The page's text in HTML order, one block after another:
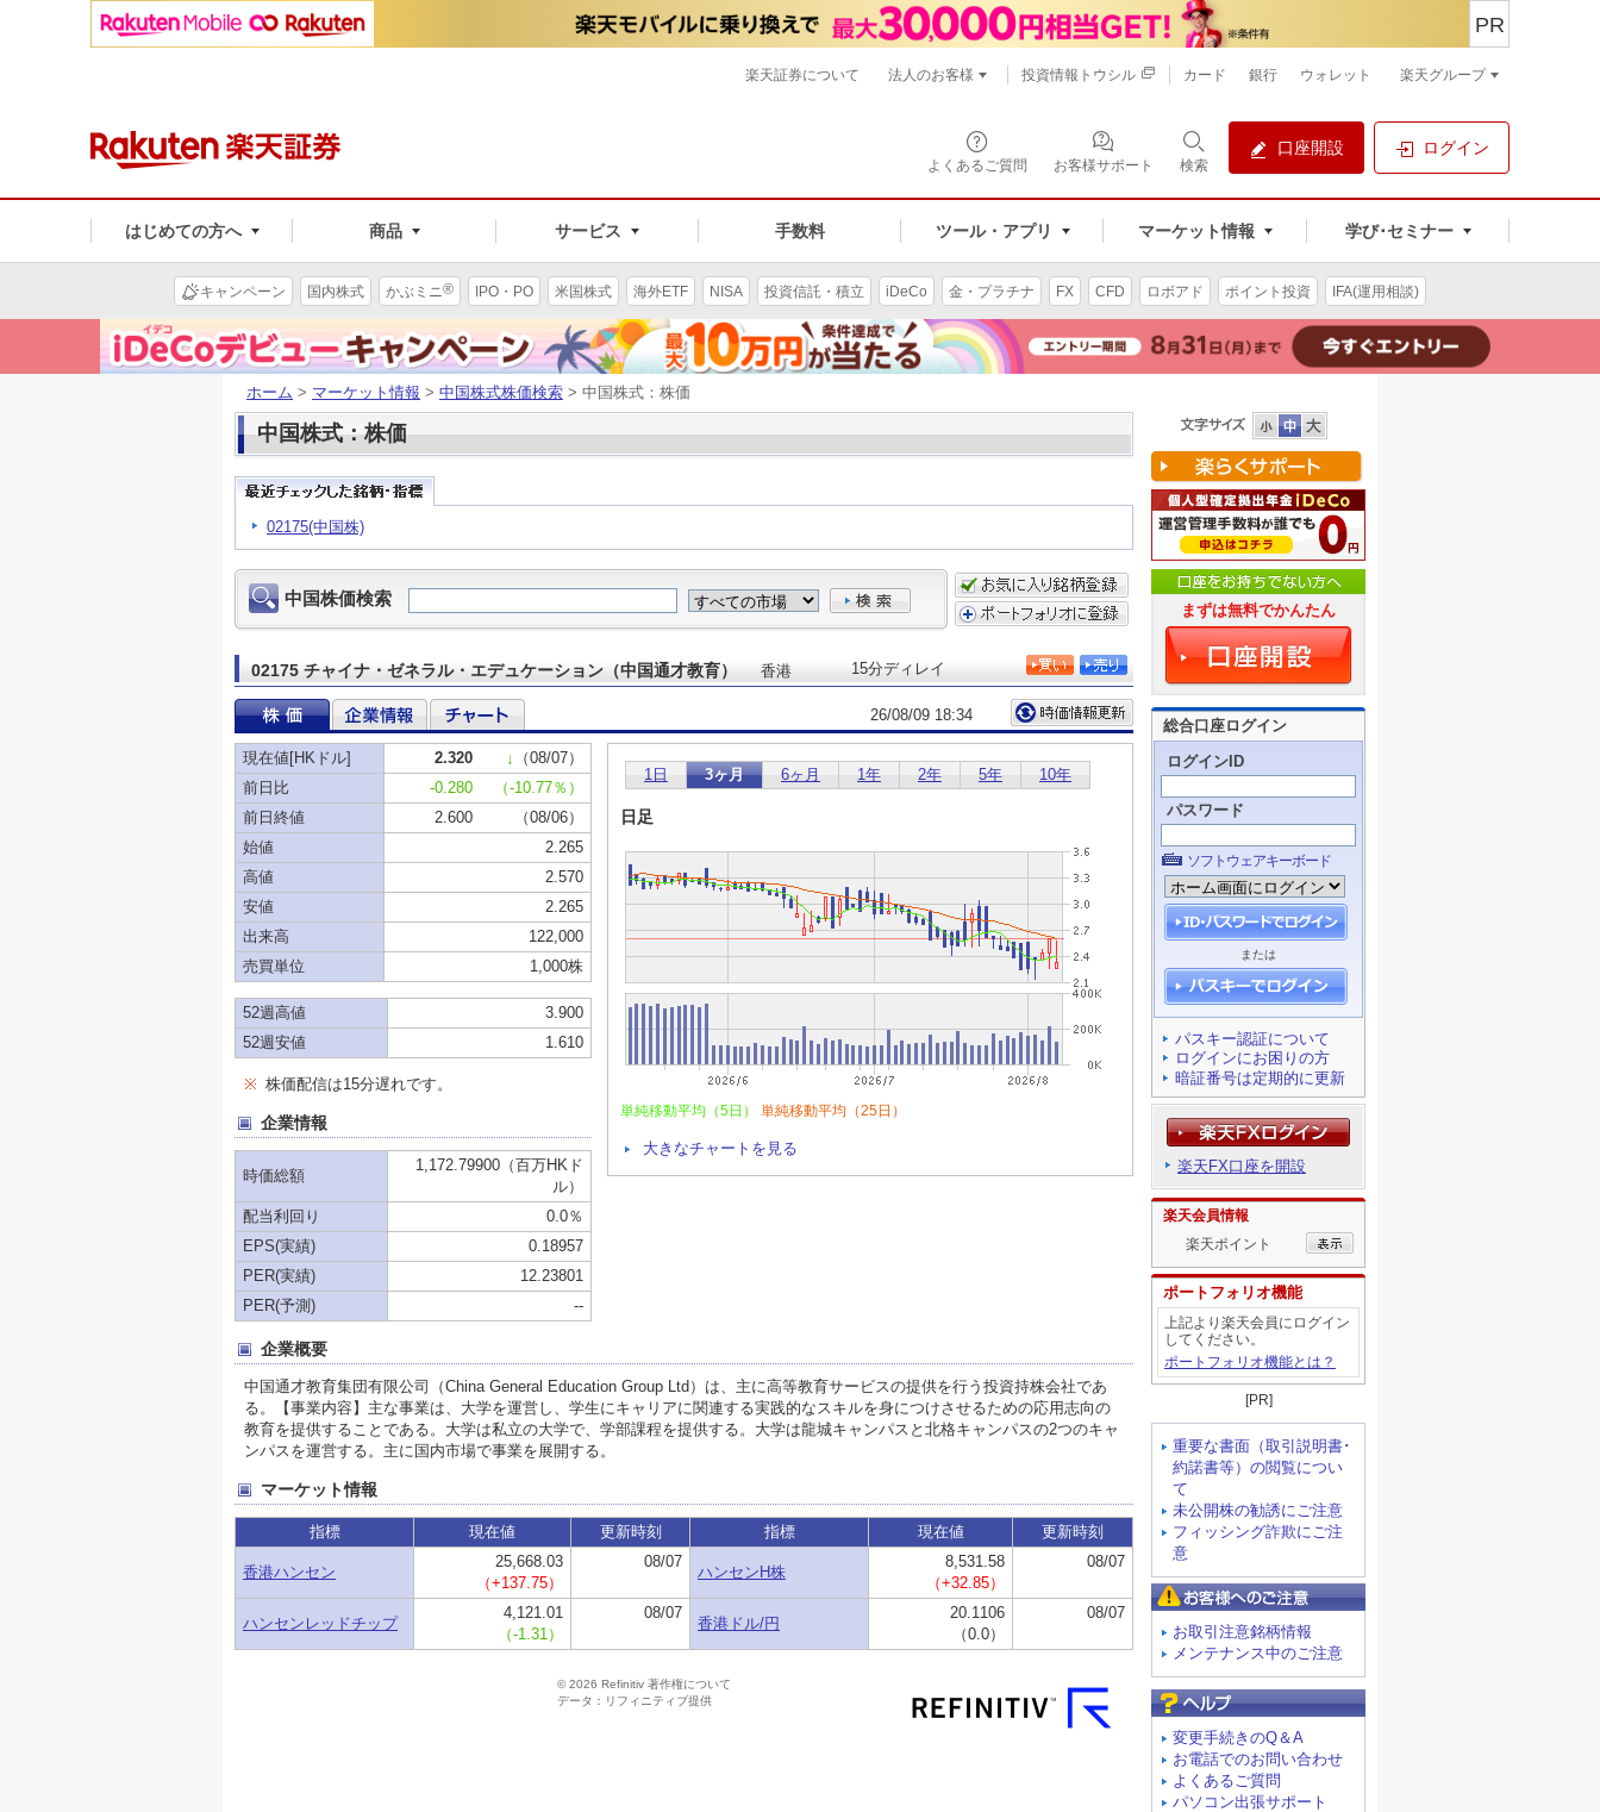
よくあるご質問 お客様サポート 検索
口座開設 ログイン
はじめての方へ 商品 サービス 手数料 ツール・アプリ マーケット情報 学び･セミナー
PR
楽天証券について 法人のお客様 投資情報トウシル カード 銀行 ウォレット 楽天グループ
キャンペーン 国内株式 かぶミニ® IPO・PO 米国株式 海外ETF NISA 投資信託・積立 iDeCo 金・プラチナ FX CFD ロボアド ポイント投資 IFA(運用相談)
ホーム > マーケット情報 > 中国株式株価検索 > 中国株式：株価
中国株式：株価
02175(中国株)
まずは無料でかんたん
総合口座ログイン
ログインID
パスワード
ソフトウェアキーボード
または
パスキー認証について
ログインにお困りの方
暗証番号は定期的に更新
楽天FX口座を開設
楽天会員情報
楽天ポイント
ポートフォリオ機能
上記より楽天会員にログイン
してください。
ポートフォリオ機能とは？
[PR]
重要な書面（取引説明書･
約諾書等）の閲覧につい
て
未公開株の勧誘にご注意
フィッシング詐欺にご注
意
お取引注意銘柄情報
メンテナンス中のご注意
変更手続きのQ＆A
お電話でのお問い合わせ
よくあるご質問
パソコン出張サポート